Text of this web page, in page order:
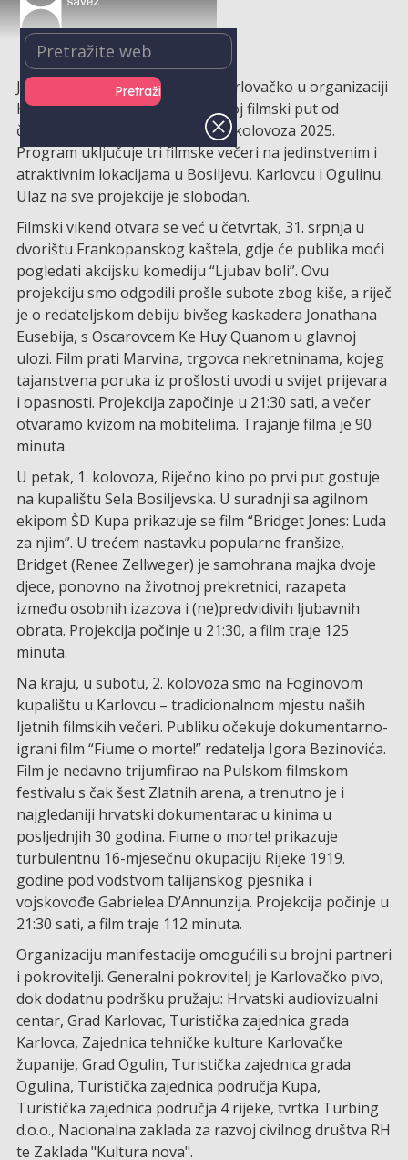
Jubilarno, 15. Riječno kino uz Karlovačko u organizaciji
Kinokluba Karlovac nastavlja svoj filmski put od
četvrtka 31. srpnja do subote 2. kolovoza 2025.
Program uključuje tri filmske večeri na jedinstvenim i
atraktivnim lokacijama u Bosiljevu, Karlovcu i Ogulinu.
Ulaz na sve projekcije je slobodan.
Filmski vikend otvara se već u četvrtak, 31. srpnja u
dvorištu Frankopanskog kaštela, gdje će publika moći
pogledati akcijsku komediju “Ljubav boli”. Ovu
projekciju smo odgodili prošle subote zbog kiše, a riječ
je o redateljskom debiju bivšeg kaskadera Jonathana
Eusebija, s Oscarovcem Ke Huy Quanom u glavnoj
ulozi. Film prati Marvina, trgovca nekretninama, kojeg
tajanstvena poruka iz prošlosti uvodi u svijet prijevara
i opasnosti. Projekcija započinje u 21:30 sati, a večer
otvaramo kvizom na mobitelima. Trajanje filma je 90
minuta.
U petak, 1. kolovoza, Riječno kino po prvi put gostuje
na kupalištu Sela Bosiljevska. U suradnji sa agilnom
ekipom ŠD Kupa prikazuje se film “Bridget Jones: Luda
za njim”. U trećem nastavku popularne franšize,
Bridget (Renee Zellweger) je samohrana majka dvoje
djece, ponovno na životnoj prekretnici, razapeta
između osobnih izazova i (ne)predvidivih ljubavnih
obrata. Projekcija počinje u 21:30, a film traje 125
minuta.
Na kraju, u subotu, 2. kolovoza smo na Foginovom
kupalištu u Karlovcu – tradicionalnom mjestu naših
ljetnih filmskih večeri. Publiku očekuje dokumentarno-
igrani film “Fiume o morte!” redatelja Igora Bezinovića.
Film je nedavno trijumfirao na Pulskom filmskom
festivalu s čak šest Zlatnih arena, a trenutno je i
najgledaniji hrvatski dokumentarac u kinima u
posljednjih 30 godina. Fiume o morte! prikazuje
turbulentnu 16-mjesečnu okupaciju Rijeke 1919.
godine pod vodstvom talijanskog pjesnika i
vojskovođe Gabrielea D’Annunzija. Projekcija počinje u
21:30 sati, a film traje 112 minuta.
Organizaciju manifestacije omogućili su brojni partneri
i pokrovitelji. Generalni pokrovitelj je Karlovačko pivo,
dok dodatnu podršku pružaju: Hrvatski audiovizualni
centar, Grad Karlovac, Turistička zajednica grada
Karlovca, Zajednica tehničke kulture Karlovačke
županije, Grad Ogulin, Turistička zajednica grada
Ogulina, Turistička zajednica područja Kupa,
Turistička zajednica područja 4 rijeke, tvrtka Turbing
d.o.o., Nacionalna zaklada za razvoj civilnog društva RH
te Zaklada "Kultura nova".